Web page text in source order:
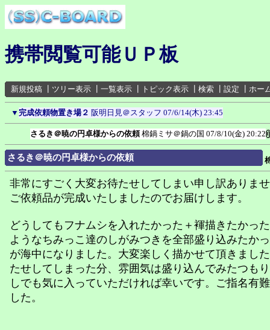
携帯閲覧可能ＵＰ板
新規投稿 ツリー表示 一覧表示 トピック表示 検索 設定 ホー
▼ 完成依頼物置き場２ 阪明日見＠スタッフ 07/6/14(木) 23:45
さるき＠暁の円卓様からの依頼 棉鍋ミサ＠鍋の国 07/8/10(金) 20:22
さるき＠暁の円卓様からの依頼
非常にすごく大変お待たせしてしまい申し訳ありま
ご依頼品が完成いたしましたのでお届けします。
どうしてもフナムシを入れたかった＋褌描きたかっ
ようなちみっこ達のしがみつきを全部盛り込みたか
が海中になりました。大変楽しく描かせて頂きまし
たせしてしまった分、雰囲気は盛り込んでみたつも
しでも気に入っていただければ幸いです。ご指名有
した。